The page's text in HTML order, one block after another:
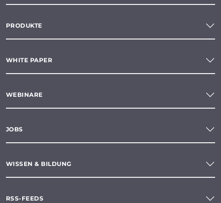
PRODUKTE
WHITE PAPER
WEBINARE
JOBS
WISSEN & BILDUNG
RSS-FEEDS